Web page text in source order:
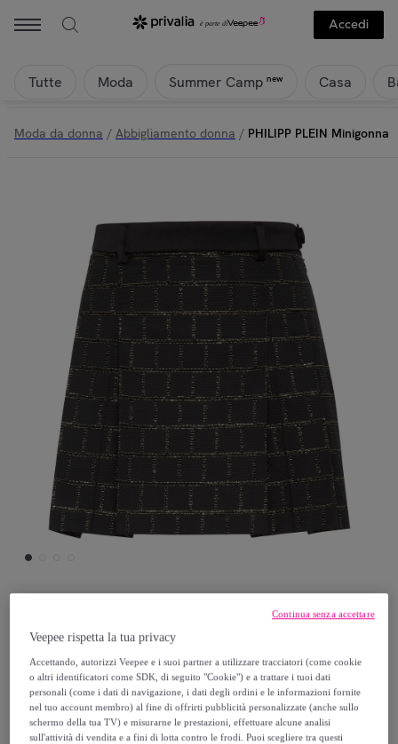
Accedi
Tutte Moda Summer Camp new Casa
Moda da donna / Abbigliamento donna / PHILIPP PLEIN Minigonna
Philipp Plein
PHILIPP PLEIN Minigonna
261,00 €
Veepee rispetta la tua privacy
Accettando, autorizzi Veepee e i suoi partner a utilizzare tracciatori (come cookie
o altri identificatori come SDK, di seguito "Cookie") e a trattare i tuoi dati
personali (come i dati di navigazione, i dati degli ordini e le informazioni fornite
nel tuo account membro) al fine di offrirti pubblicità personalizzate (anche sullo
schermo della tua TV) e misurarne le prestazioni, effettuare alcune analisi
sull'attività di vendita e a fini di lotta contro le frodi. Puoi scegliere tra questi
Continua senza accettare